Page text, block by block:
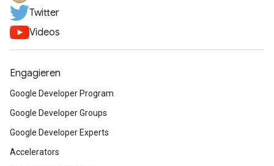
Twitter
Videos
Engagieren
Google Developer Program
Google Developer Groups
Google Developer Experts
Accelerators